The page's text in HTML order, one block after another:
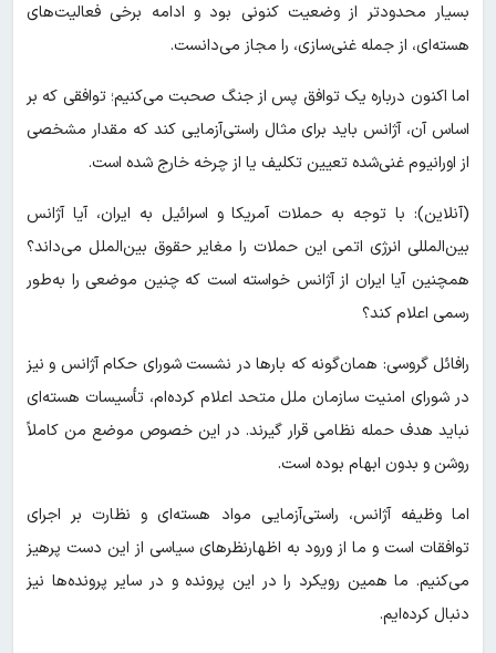
بسیار محدودتر از وضعیت کنونی بود و ادامه برخی فعالیت‌های
هسته‌ای، از جمله غنی‌سازی، را مجاز می‌دانست.
اما اکنون درباره یک توافق پس از جنگ صحبت می‌کنیم؛ توافقی که بر
اساس آن، آژانس باید برای مثال راستی‌آزمایی کند که مقدار مشخصی
از اورانیوم غنی‌شده تعیین تکلیف یا از چرخه خارج شده است.
(آنلاین): با توجه به حملات آمریکا و اسرائیل به ایران، آیا آژانس
بین‌المللی انرژی اتمی این حملات را مغایر حقوق بین‌الملل می‌داند؟
همچنین آیا ایران از آژانس خواسته است که چنین موضعی را به‌طور
رسمی اعلام کند؟
رافائل گروسی: همان‌گونه که بارها در نشست شورای حکام آژانس و نیز
در شورای امنیت سازمان ملل متحد اعلام کرده‌ام، تأسیسات هسته‌ای
نباید هدف حمله نظامی قرار گیرند. در این خصوص موضع من کاملاً
روشن و بدون ابهام بوده است.
اما وظیفه آژانس، راستی‌آزمایی مواد هسته‌ای و نظارت بر اجرای
توافقات است و ما از ورود به اظهارنظرهای سیاسی از این دست پرهیز
می‌کنیم. ما همین رویکرد را در این پرونده و در سایر پرونده‌ها نیز
دنبال کرده‌ایم.